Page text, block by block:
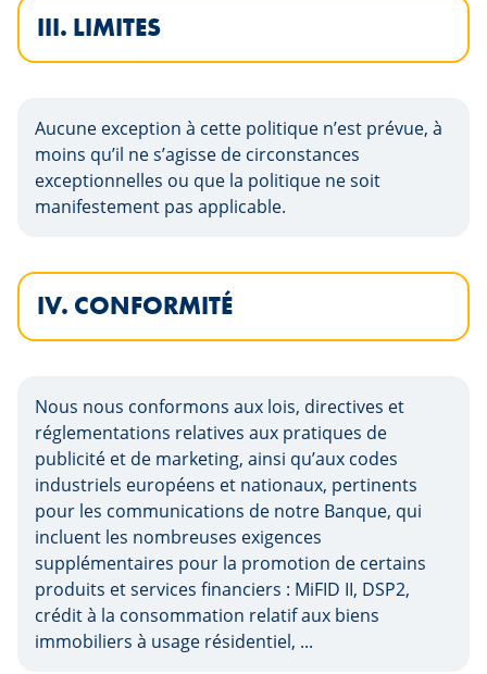
III. LIMITES
Aucune exception à cette politique n’est prévue, à
moins qu’il ne s’agisse de circonstances
exceptionnelles ou que la politique ne soit
manifestement pas applicable.
IV. CONFORMITÉ
Nous nous conformons aux lois, directives et
réglementations relatives aux pratiques de
publicité et de marketing, ainsi qu’aux codes
industriels européens et nationaux, pertinents
pour les communications de notre Banque, qui
incluent les nombreuses exigences
supplémentaires pour la promotion de certains
produits et services financiers : MiFID II, DSP2,
crédit à la consommation relatif aux biens
immobiliers à usage résidentiel, ...